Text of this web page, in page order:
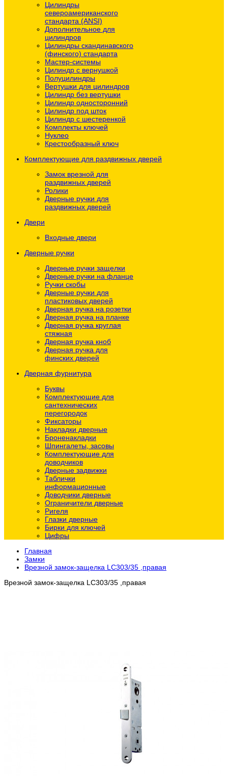
Цилиндры
североамериканского
стандарта (ANSI)
Дополнительное для
цилиндров
Цилиндры скандинавского
(финского) стандарта
Мастер-системы
Цилиндр с вернушкой
Полуцилиндры
Вертушки для цилиндров
Цилиндр без вертушки
Цилиндр односторонний
Цилиндр под шток
Цилиндр с шестеренкой
Комплекты ключей
Нуклео
Крестообразный ключ
Комплектующие для раздвижных дверей
Замок врезной для
раздвижных дверей
Ролики
Дверные ручки для
раздвижных дверей
Двери
Входные двери
Дверные ручки
Дверные ручки защелки
Дверные ручки на фланце
Ручки скобы
Дверные ручки для
пластиковых дверей
Дверная ручка на розетки
Дверная ручка на планке
Дверная ручка круглая
стяжная
Дверная ручка кноб
Дверная ручка для
финских дверей
Дверная фурнитура
Буквы
Комплектующие для
сантехнических
перегородок
Фиксаторы
Накладки дверные
Броненакладки
Шпингалеты, засовы
Комплектующие для
доводчиков
Дверные задвижки
Таблички
информационные
Доводчики дверные
Ограничители дверные
Ригеля
Глазки дверные
Бирки для ключей
Цифры
Главная
Замки
Врезной замок-защелка LC303/35 ,правая
Врезной замок-защелка LC303/35 ,правая